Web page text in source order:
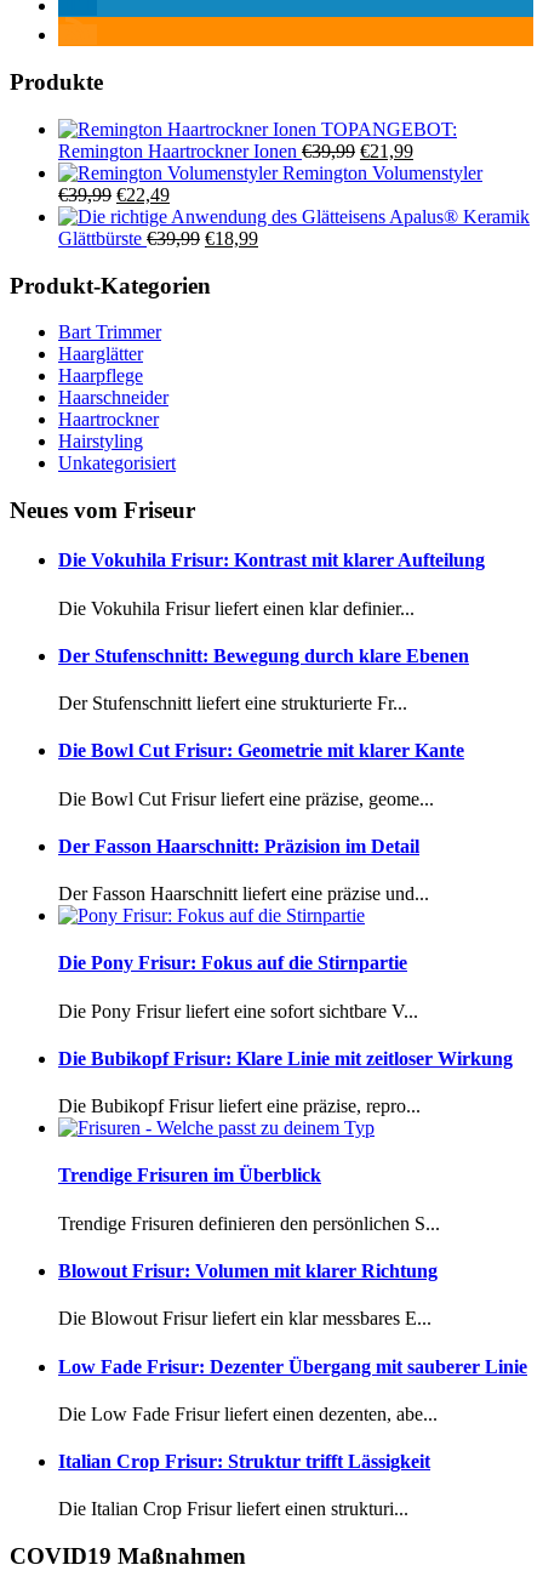
Produkte
TOPANGEBOT:
Remington Haartrockner Ionen €39,99 Ursprünglicher
Preis
€39,99
€21,99Aktueller
Preis
€21,99.
Remington Volumenstyler
€39,99 Ursprünglicher
Preis
war:
€22,49Aktueller
Preis
ist:
Apalus® Keramik
Glättbürste €39,99 Ursprünglicher
war:
€18,99Aktueller
Produkt-Kategorien
Bart Trimmer
Haarglätter
Haarpflege
Haarschneider
Haartrockner
Hairstyling
Unkategorisiert
Neues vom Friseur
Die Vokuhila Frisur: Kontrast mit klarer Aufteilung
Die Vokuhila Frisur liefert einen klar definier...
Der Stufenschnitt: Bewegung durch klare Ebenen
Der Stufenschnitt liefert eine strukturierte Fr...
Die Bowl Cut Frisur: Geometrie mit klarer Kante
Die Bowl Cut Frisur liefert eine präzise, geome...
Der Fasson Haarschnitt: Präzision im Detail
Der Fasson Haarschnitt liefert eine präzise und...
Die Pony Frisur: Fokus auf die Stirnpartie
Die Pony Frisur liefert eine sofort sichtbare V...
Die Bubikopf Frisur: Klare Linie mit zeitloser Wirkung
Die Bubikopf Frisur liefert eine präzise, repro...
Trendige Frisuren im Überblick
Trendige Frisuren definieren den persönlichen S...
Blowout Frisur: Volumen mit klarer Richtung
Die Blowout Frisur liefert ein klar messbares E...
Low Fade Frisur: Dezenter Übergang mit sauberer Linie
Die Low Fade Frisur liefert einen dezenten, abe...
Italian Crop Frisur: Struktur trifft Lässigkeit
Die Italian Crop Frisur liefert einen strukturi...
COVID19 Maßnahmen